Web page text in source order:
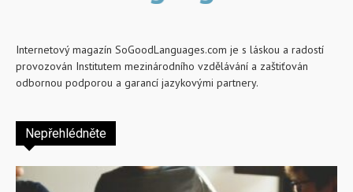
Internetový magazín SoGoodLanguages.com je s láskou a radostí
provozován Institutem mezinárodního vzdělávání a zaštiťován
odbornou podporou a garancí jazykovými partnery.
Nepřehlédněte